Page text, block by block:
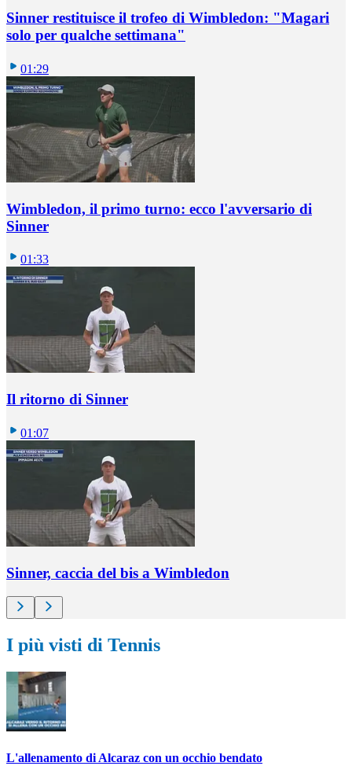
Sinner restituisce il trofeo di Wimbledon: "Magari
solo per qualche settimana"
01:29
Wimbledon, il primo turno: ecco l'avversario di
Sinner
01:33
Il ritorno di Sinner
01:07
Sinner, caccia del bis a Wimbledon
I più visti di Tennis
L'allenamento di Alcaraz con un occhio bendato